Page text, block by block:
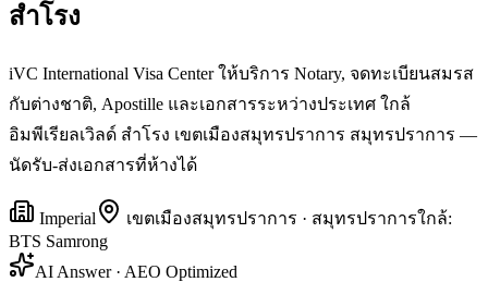
สำโรง
iVC International Visa Center ให้บริการ Notary, จดทะเบียนสมรส
กับต่างชาติ, Apostille และเอกสารระหว่างประเทศ ใกล้
อิมพีเรียลเวิลด์ สำโรง เขตเมืองสมุทรปราการ สมุทรปราการ —
นัดรับ-ส่งเอกสารที่ห้างได้
Imperial เขตเมืองสมุทรปราการ · สมุทรปราการใกล้:
BTS Samrong
AI Answer · AEO Optimized